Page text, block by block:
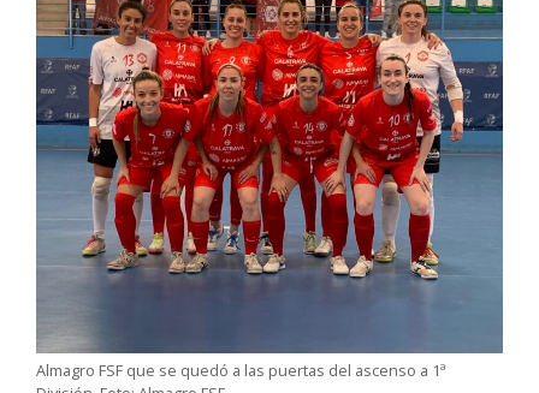
Almagro FSF que se quedó a las puertas del ascenso a 1ª